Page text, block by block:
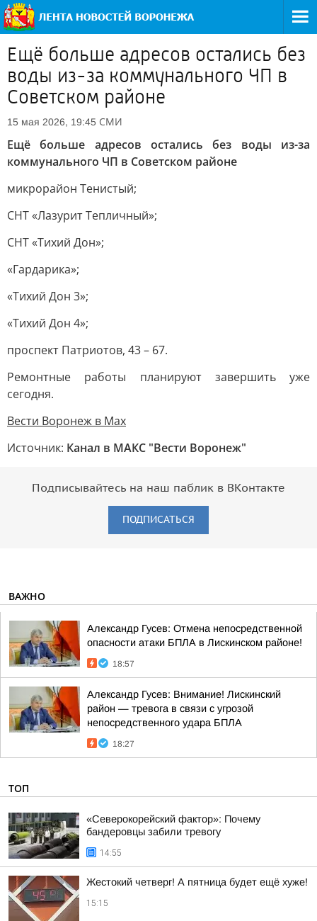
Ещё больше адресов остались без
воды из-за коммунального ЧП в
Советском районе
15 мая 2026, 19:45 СМИ
Ещё больше адресов остались без воды из-за
коммунального ЧП в Советском районе
микрорайон Тенистый;
СНТ «Лазурит Тепличный»;
СНТ «Тихий Дон»;
«Гардарика»;
«Тихий Дон 3»;
«Тихий Дон 4»;
проспект Патриотов, 43 – 67.
Ремонтные работы планируют завершить уже
сегодня.
Вести Воронеж в Max
Источник: Канал в МАКС "Вести Воронеж"
Подписывайтесь на наш паблик в ВКонтакте
ПОДПИСАТЬСЯ
ВАЖНО
Александр Гусев: Отмена непосредственной
опасности атаки БПЛА в Лискинском районе!
18:57
Александр Гусев: Внимание! Лискинский
район — тревога в связи с угрозой
непосредственного удара БПЛА
18:27
ТОП
«Северокорейский фактор»: Почему
бандеровцы забили тревогу
14:55
Жестокий четверг! А пятница будет ещё хуже!
15:15